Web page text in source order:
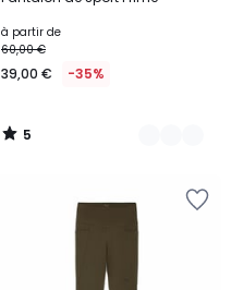
à partir de
60,00 €
39,00 € -35%
5
/